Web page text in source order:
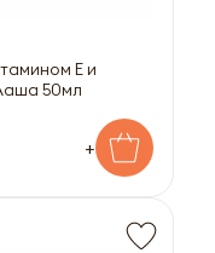
Е и
50мл
+